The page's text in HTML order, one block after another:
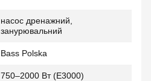
насос дренажний,
занурювальний
Bass Polska
750–2000 Вт (E3000)